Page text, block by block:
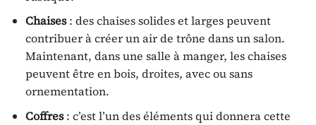
Chaises: des chaises solides et larges peuvent
contribuer à créer un air de trône dans un salon.
Maintenant, dans une salle à manger, les chaises
peuvent être en bois, droites, avec ou sans
ornementation.
Coffres: c’est l’un des éléments qui donnera cette